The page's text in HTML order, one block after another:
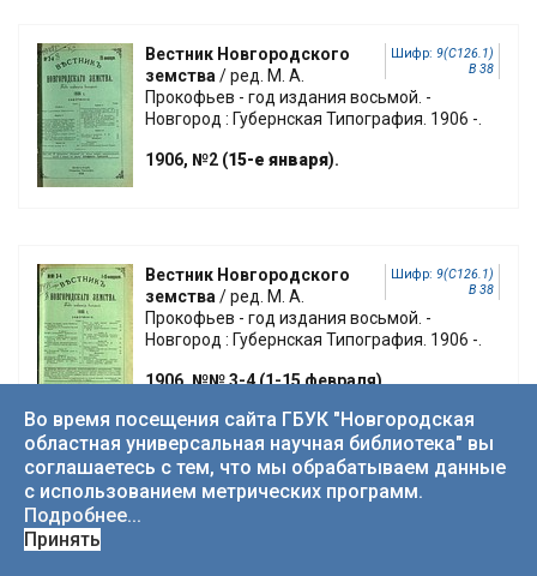
Шифр: 9(С126.1)
В 38
Вестник Новгородского
земства/ ред. М. А.
Прокофьев - год издания восьмой. -
Новгород : Губернская Типография. 1906 -.
1906, №2 (15-е января).
Шифр: 9(С126.1)
В 38
Вестник Новгородского
земства/ ред. М. А.
Прокофьев - год издания восьмой. -
Новгород : Губернская Типография. 1906 -.
1906, №№ 3-4 (1-15 февраля).
Шифр:
Вестник Новгородского
Во время посещения сайта ГБУК "Новгородская
областная универсальная научная библиотека" вы
соглашаетесь с тем, что мы обрабатываем данные
с использованием метрических программ.
Подробнее...
Принять